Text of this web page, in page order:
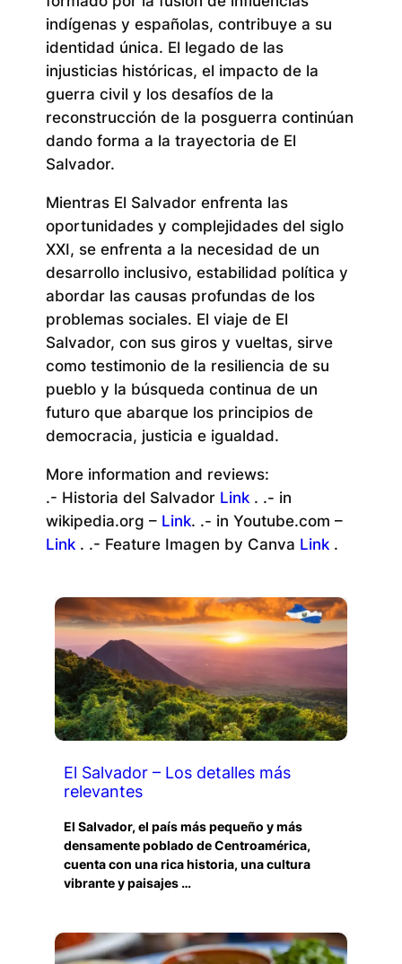
indígenas y españolas, contribuye a su
identidad única. El legado de las
injusticias históricas, el impacto de la
guerra civil y los desafíos de la
reconstrucción de la posguerra continúan
dando forma a la trayectoria de El
Salvador.
Mientras El Salvador enfrenta las
oportunidades y complejidades del siglo
XXI, se enfrenta a la necesidad de un
desarrollo inclusivo, estabilidad política y
abordar las causas profundas de los
problemas sociales. El viaje de El
Salvador, con sus giros y vueltas, sirve
como testimonio de la resiliencia de su
pueblo y la búsqueda continua de un
futuro que abarque los principios de
democracia, justicia e igualdad.
More information and reviews:
.- Historia del SalvadorLink . .- in
wikipedia.org –Link. .- in Youtube.com –
Link . .- Feature Imagen by Canva Link .
El Salvador – Los detalles más
relevantes
El Salvador, el país más pequeño y más
densamente poblado de Centroamérica,
cuenta con una rica historia, una cultura
vibrante y paisajes …